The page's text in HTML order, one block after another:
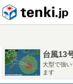
台風13
大型で強
ます